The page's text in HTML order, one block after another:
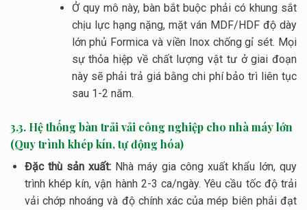
Ở quy mô này, bàn bắt buộc phải có khung sắt
chịu lực hạng nặng, mặt ván MDF/HDF độ dày
lớn phủ Formica và viền Inox chống gỉ sét. Mọi
sự thỏa hiệp về chất lượng vật tư ở giai đoạn
này sẽ phải trả giá bằng chi phí bảo trì liên tục
sau 1-2 năm.
3.3. Hệ thống bàn trải vải công nghiệp cho nhà máy lớn
(Quy trình khép kín, tự động hóa)
Đặc thù sản xuất:Nhà máy gia công xuất khẩu lớn, quy
trình khép kín, vận hành 2-3 ca/ngày. Yêu cầu tốc độ trải
vải chớp nhoáng và độ chính xác của mép biên phải đạt